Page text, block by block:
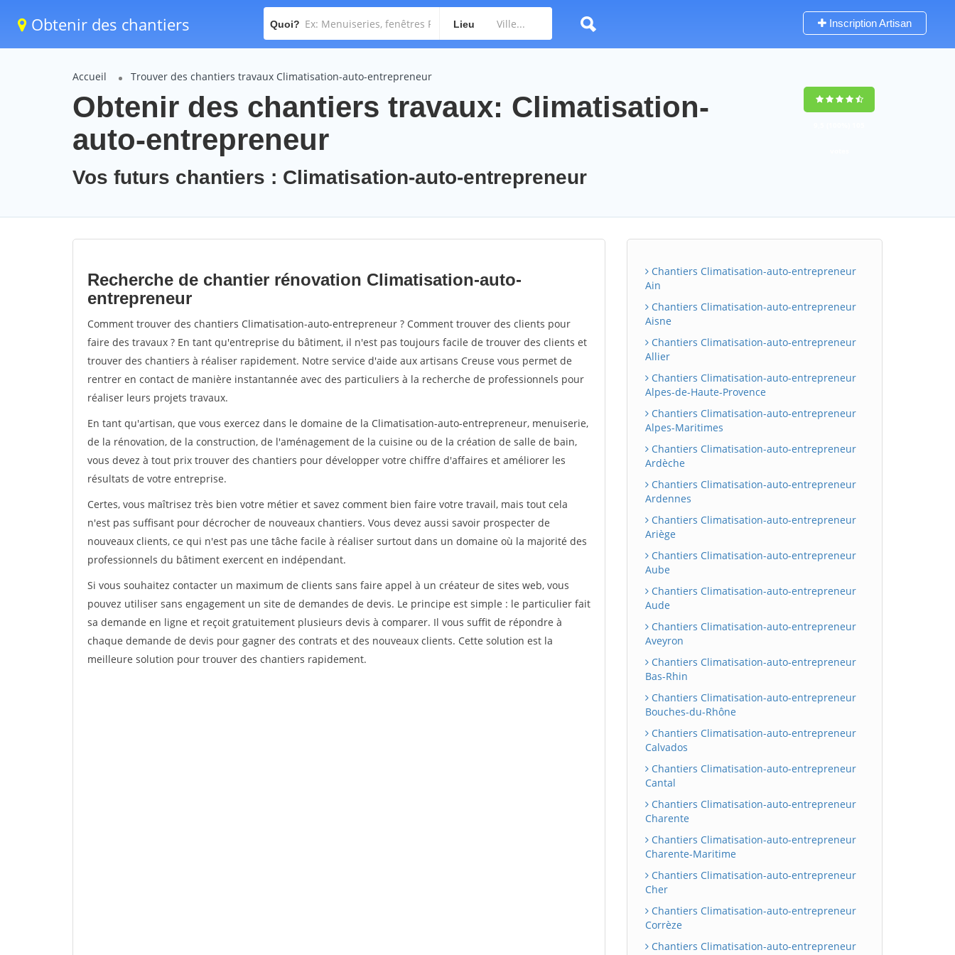
Obtenir des chantiers Quoi? Lieu Inscription Artisan
Accueil Trouver des chantiers travaux Climatisation-auto-entrepreneur
Obtenir des chantiers travaux: Climatisation-
auto-entrepreneur
Vos futurs chantiers : Climatisation-auto-entrepreneur
Recherche de chantier rénovation Climatisation-auto-
entrepreneur
Comment trouver des chantiers Climatisation-auto-entrepreneur ? Comment trouver des clients pour
faire des travaux ? En tant qu'entreprise du bâtiment, il n'est pas toujours facile de trouver des clients et
trouver des chantiers à réaliser rapidement. Notre service d'aide aux artisans Creuse vous permet de
rentrer en contact de manière instantannée avec des particuliers à la recherche de professionnels pour
réaliser leurs projets travaux.
En tant qu'artisan, que vous exercez dans le domaine de la Climatisation-auto-entrepreneur, menuiserie,
de la rénovation, de la construction, de l'aménagement de la cuisine ou de la création de salle de bain,
vous devez à tout prix trouver des chantiers pour développer votre chiffre d'affaires et améliorer les
résultats de votre entreprise.
Certes, vous maîtrisez très bien votre métier et savez comment bien faire votre travail, mais tout cela
n'est pas suffisant pour décrocher de nouveaux chantiers. Vous devez aussi savoir prospecter de
nouveaux clients, ce qui n'est pas une tâche facile à réaliser surtout dans un domaine où la majorité des
professionnels du bâtiment exercent en indépendant.
Si vous souhaitez contacter un maximum de clients sans faire appel à un créateur de sites web, vous
pouvez utiliser sans engagement un site de demandes de devis. Le principe est simple : le particulier fait
sa demande en ligne et reçoit gratuitement plusieurs devis à comparer. Il vous suffit de répondre à
chaque demande de devis pour gagner des contrats et des nouveaux clients. Cette solution est la
meilleure solution pour trouver des chantiers rapidement.
Chantiers Climatisation-auto-entrepreneur
Ain
Chantiers Climatisation-auto-entrepreneur
Aisne
Chantiers Climatisation-auto-entrepreneur
Allier
Chantiers Climatisation-auto-entrepreneur
Alpes-de-Haute-Provence
Chantiers Climatisation-auto-entrepreneur
Alpes-Maritimes
Chantiers Climatisation-auto-entrepreneur
Ardèche
Chantiers Climatisation-auto-entrepreneur
Ardennes
Chantiers Climatisation-auto-entrepreneur
Ariège
Chantiers Climatisation-auto-entrepreneur
Aube
Chantiers Climatisation-auto-entrepreneur
Aude
Chantiers Climatisation-auto-entrepreneur
Aveyron
Chantiers Climatisation-auto-entrepreneur
Bas-Rhin
Chantiers Climatisation-auto-entrepreneur
Bouches-du-Rhône
Chantiers Climatisation-auto-entrepreneur
Calvados
Chantiers Climatisation-auto-entrepreneur
Cantal
Chantiers Climatisation-auto-entrepreneur
Charente
Chantiers Climatisation-auto-entrepreneur
Charente-Maritime
Chantiers Climatisation-auto-entrepreneur
Cher
Chantiers Climatisation-auto-entrepreneur
Corrèze
Chantiers Climatisation-auto-entrepreneur